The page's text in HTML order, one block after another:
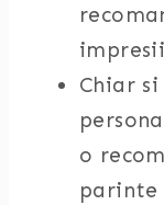
Chiar
o